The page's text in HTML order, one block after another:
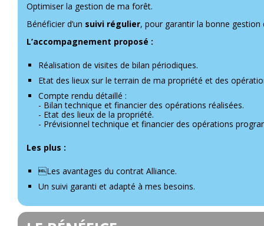
Optimiser la gestion de ma forêt.
Bénéficier d’un suivi régulier, pour garantir la bonne
L’accompagnement proposé :
Réalisation de visites de bilan périodiques.
Etat des lieux sur le terrain de ma propriété et des
Compte rendu détaillé :
- Bilan technique et financier des opérations réalisées.
- Etat des lieux de la propriété.
- Prévisionnel technique et financier des opérations
Les plus :
Les avantages du contrat Alliance.
Un suivi garanti et adapté à mes besoins.